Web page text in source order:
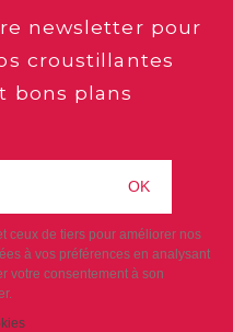
newsletter pour
croustillantes
bons plans
OK
ceux de tiers pour améliorer nos
à vos préférences en analysant
votre consentement à son